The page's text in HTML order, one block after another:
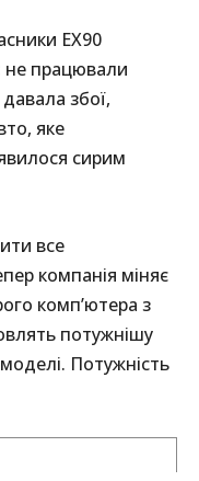
EX90
не працювали
збої,
яке
сирим
все
компанія міняє
комп’ютера з
потужнішу
Потужність